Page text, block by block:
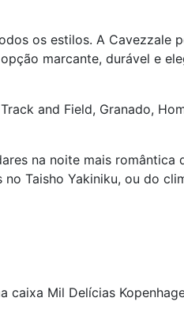
os estilos. A Cavezzale
marcante, durável e
and Field, Granado,
na noite mais romântica
Taisho Yakiniku, ou do
caixa Mil Delícias